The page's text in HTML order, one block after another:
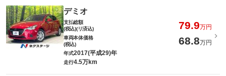
デミオ
支払総額
(税込)(リ済込)
79.9万円
車両本体価格
(税込)
68.8万円
年式2017(平成29)年
走行4.5万km